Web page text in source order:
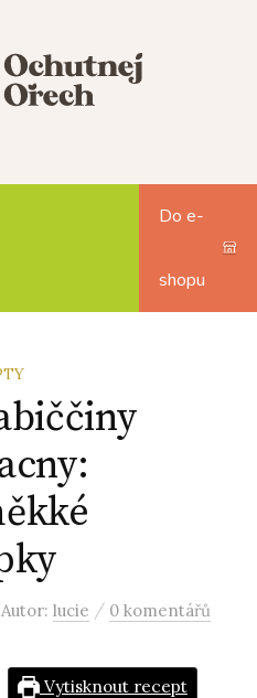
Do e-
shopu
Autor: lucie / 0 komentářů
Vytisknout recept